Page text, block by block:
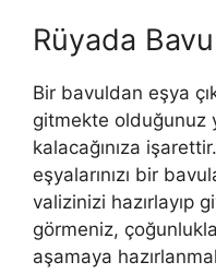
Rüyada
Bir bavuldan eşya
gitmekte olduğunuz
kalacağınıza
eşyalarınızı bir
valizinizi hazırlayıp
görmeniz,
aşamaya